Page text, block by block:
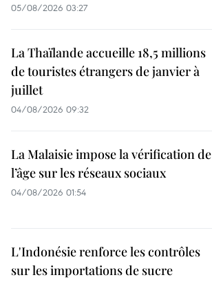
05/08/2026 03:27
La Thaïlande accueille 18,5 millions
de touristes étrangers de janvier à
juillet
04/08/2026 09:32
La Malaisie impose la vérification de
l’âge sur les réseaux sociaux
04/08/2026 01:54
L'Indonésie renforce les contrôles
sur les importations de sucre